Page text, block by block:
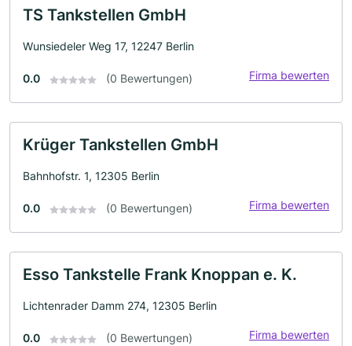
TS Tankstellen GmbH
Wunsiedeler Weg 17, 12247 Berlin
0.0 (0 Bewertungen) Firma bewerten
Krüger Tankstellen GmbH
Bahnhofstr. 1, 12305 Berlin
0.0 (0 Bewertungen) Firma bewerten
Esso Tankstelle Frank Knoppan e. K.
Lichtenrader Damm 274, 12305 Berlin
0.0 (0 Bewertungen) Firma bewerten